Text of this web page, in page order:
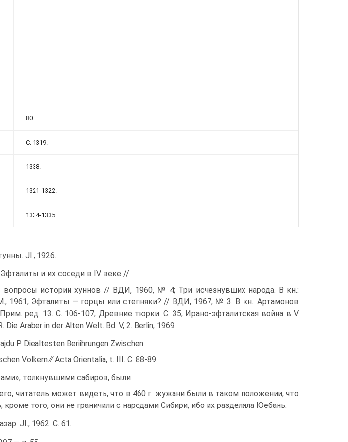
80.
С. 1319.
1338.
1321-1322.
1334-1335.
JI., 1926.
и их соседи в IV веке //
истории хуннов // ВДИ, 1960, № 4; Три исчезнувших народа. В кн.:
1961; Эфталиты — горцы или степ­няки? // ВДИ, 1967, № 3. В кн.: Артамонов
ред. 13. С. 106-107; Древние тюр­ки. С. 35; Ирано-эфталитская война в V
Die Araber in der Alten Welt. Bd. V, 2. Berlin, 1969.
P. Diealtesten Beriihrungen Zwischen
Volkern ∕∕ Acta Orientalia, t. III. С. 88-89.
толкнувшими сабиров, были
читатель может видеть, что в 460 г. жужани были в таком положении, что
того, они не граничили с наро­дами Сибири, ибо их разделяла Юебань.
JI., 1962. С. 61.